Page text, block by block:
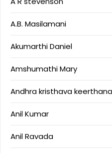
A.B. Masilamani
Akumarthi Daniel
Amshumathi Mary
Andhra kristhava
Anil Kumar
Anil Ravada